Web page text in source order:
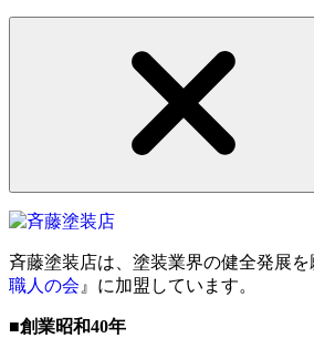
斉藤塗装店は、塗装業界の健全発展を
職人の会 』に加盟しています。
■創業昭和40年